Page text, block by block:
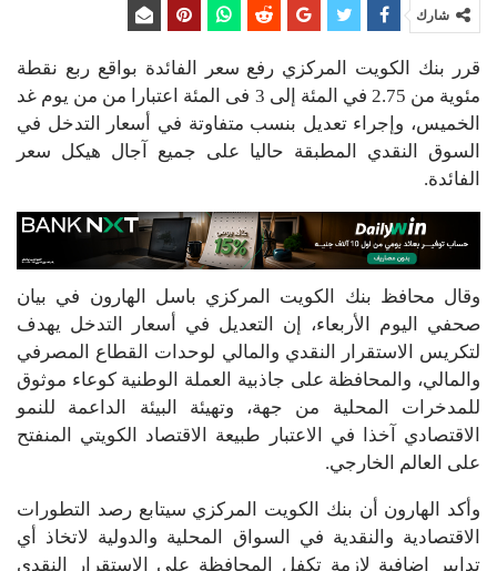
شارك
قرر بنك الكويت المركزي رفع سعر الفائدة بواقع ربع نقطة
مئوية من 2.75 في المئة إلى 3 فى المئة اعتبارا من من يوم غد
الخميس، وإجراء تعديل بنسب متفاوتة في أسعار التدخل في
السوق النقدي المطبقة حاليا على جميع آجال هيكل سعر
الفائدة.
وقال محافظ بنك الكويت المركزي باسل الهارون في بيان
صحفي اليوم الأربعاء، إن التعديل في أسعار التدخل يهدف
لتكريس الاستقرار النقدي والمالي لوحدات القطاع المصرفي
والمالي، والمحافظة على جاذبية العملة الوطنية كوعاء موثوق
للمدخرات المحلية من جهة، وتهيئة البيئة الداعمة للنمو
الاقتصادي آخذا في الاعتبار طبيعة الاقتصاد الكويتي المنفتح
على العالم الخارجي.
وأكد الهارون أن بنك الكويت المركزي سيتابع رصد التطورات
الاقتصادية والنقدية في السواق المحلية والدولية لاتخاذ أي
تدابير إضافية لازمة تكفل المحافظة على الاستقرار النقدي